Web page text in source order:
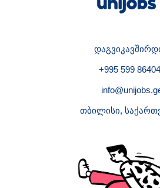
+995 599
თბილისი,